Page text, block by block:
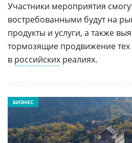
Участники мероприятия
востребованными будут на
продукты и услуги, а также
тормозящие продвижение тех
в российских реалиях.
БИЗНЕС